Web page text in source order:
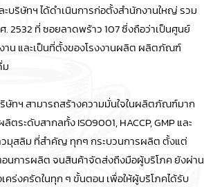
ะบริษัทฯ ได้ดำเนินการก่อตั้งสำนักงานใหญ่ รวม
2532 ที่ ซอยลาดพร้าว 107 ซึ่งถือว่าเป็นศูนย์
าน และเป็นที่ตั้งของโรงงานผลิต ผลิตภัณฑ์
ม
ษัทฯ สามารถสร้างความมั่นใจในผลิตภัณฑ์มาก
ระดับสากลทั้ง ISO9001, HACCP, GMP และ
มุสลิม ที่สำคัญ ทุกๆ กระบวนการผลิต ตั้งแต่
นการผลิต จนสินค้าจัดส่งถึงมือผู้บริโภค ยังผ่าน
ร่งครัดในทุก ๆ ขั้นตอน เพื่อให้ผู้บริโภคได้รับ